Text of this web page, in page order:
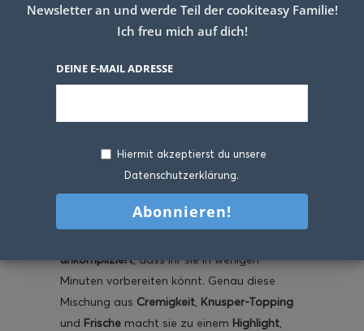
Ziegenkäse-Bällchengehören für mich zu
denkleinen Häppchen, die jeden Tisch sofort
wirken lassen. Sie sind elegant,
unkompliziert, dass ihr sie in wenigen
Minuten vorbereiten könnt. Genau diese
Mischung aus Cremigkeit, Knusper-Topping
und Frische macht sie zu einem Highlight,
Newsletter an und werde Teil der cookiteasy Familie!
Ich freu mich auf dich!
DEINE E-MAIL ADRESSE
Hiermit akzeptierst du unsere
Datenschutzerklärung.